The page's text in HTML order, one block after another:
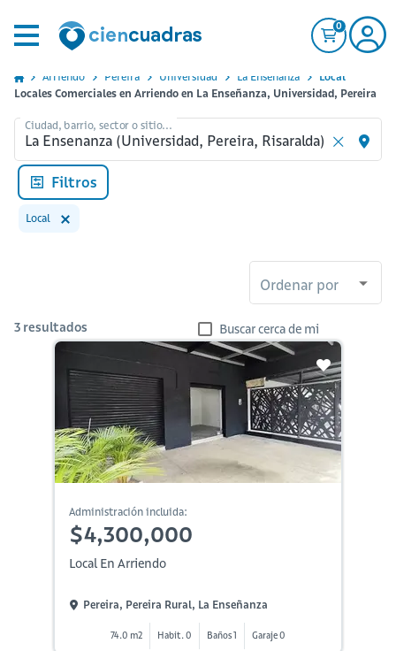
0
Arriendo Pereira Universidad La Ensenanza
Local
Locales Comerciales en Arriendo en La Enseñanza, Universidad, Pereira
Ciudad, barrio, sector o sitio...
Filtros
Local
Ordenar por
3 resultados Buscar cerca de mi
Administración incluida:
$4,300,000
Local En Arriendo
Pereira, Pereira Rural, La Enseñanza
74.0 m2 Habit. 0 Baños 1 Garaje 0